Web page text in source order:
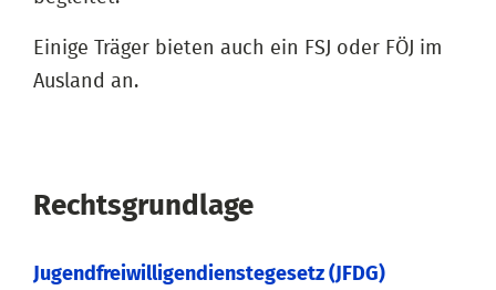
Einige Träger bieten auch ein FSJ oder FÖJ im
Ausland an.
Rechtsgrundlage
Jugendfreiwilligendienstegesetz (JFDG)